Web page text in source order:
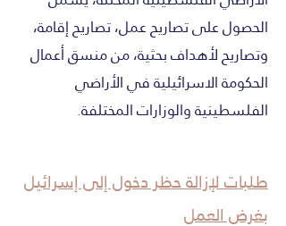
الحصول على تصاريح عمل، تصاريح إقامة،
وتصاريح لأهداف بحثية، من منسق أعمال
الحكومة الاسرائيلية في الأراضي
الفلسطينية والوزارات المختلفة.
طلبات لإزالة حظر دخول إلى إسرائيل
بغرض العمل